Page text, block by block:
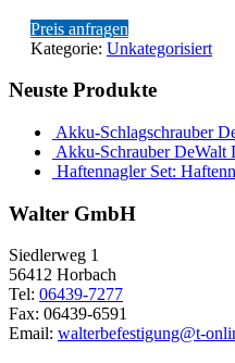
Preis anfragen
Kategorie: Unkategorisiert
Neuste Produkte
Akku-Schlagschrauber
Akku-Schrauber DeWalt
Haftennagler Set:
Walter GmbH
Siedlerweg 1
56412 Horbach
Tel: 06439-7277
Fax: 06439-6591
Email: walterbefestigung@t-